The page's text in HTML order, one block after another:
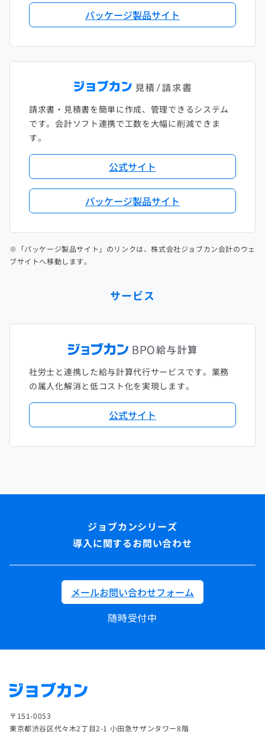
パッケージ製品サイト
請求書・見積書を簡単に作成、管理できるシステム
です。会計ソフト連携で工数を大幅に削減できま
す。
公式サイト
パッケージ製品サイト
※「パッケージ製品サイト」のリンクは、株式会社ジョブカン会計のウェ
ブサイトへ移動します。
サービス
社労士と連携した給与計算代行サービスです。業務
の属人化解消と低コスト化を実現します。
公式サイト
導入に関するお問い合わせ
メールお問い合わせフォーム
随時受付中
〒151-0053
東京都渋谷区代々木2丁目2-1 小田急サザンタワー8階